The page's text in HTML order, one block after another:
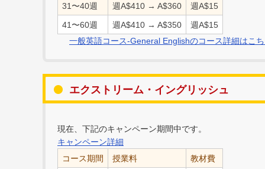
31〜40週
週A$410 → A$360
週A$15
41〜60週
週A$410 → A$350
週A$15
一般英語コース-General Englishのコース詳細はこ
エクストリーム・イングリッシュ
現在、下記のキャンペーン期間中です。
キャンペーン詳細
コース期間
授業料 教材費